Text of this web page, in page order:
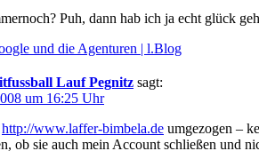
Puh, dann hab ich ja echt glück
und die Agenturen | l.Blog
Lauf Pegnitz sagt:
um 16:25 Uhr
http://www.laffer-bimbela.de umgezogen –
ob sie auch mein Account schließen und